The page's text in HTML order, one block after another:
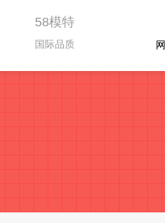
58模特
国际品质